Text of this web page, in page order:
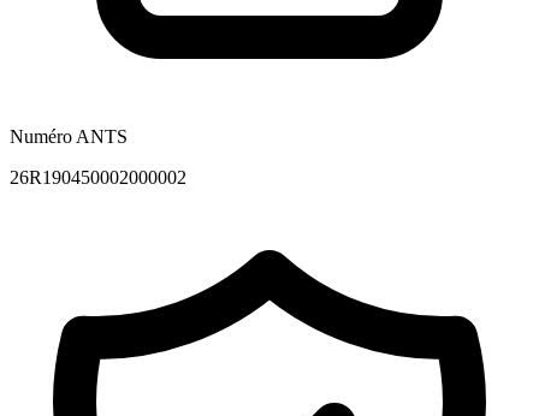
Numéro ANTS
26R190450002000002